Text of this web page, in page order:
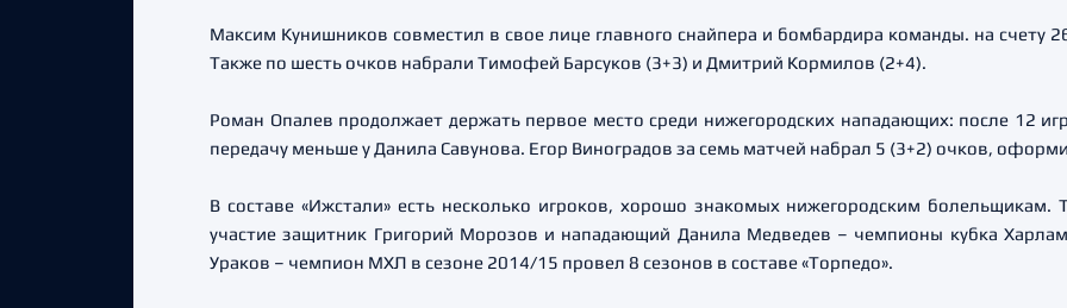
Максим Кунишников совместил в свое лице главного снайпера и бомбардира команды. на счету
Также по шесть очков набрали Тимофей Барсуков (3+3) и Дмитрий Кормилов (2+4).
Роман Опалев продолжает держать первое место среди нижегородских нападающих: после 12
передачу меньше у Данила Савунова. Егор Виноградов за семь матчей набрал 5 (3+2) очков,
В составе «Ижстали» есть несколько игроков, хорошо знакомых нижегородским болельщикам.
участие защитник Григорий Морозов и нападающий Данила Медведев – чемпионы кубка
Ураков – чемпион МХЛ в сезоне 2014/15 провел 8 сезонов в составе «Торпедо».